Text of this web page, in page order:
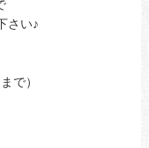
さい♪
で）